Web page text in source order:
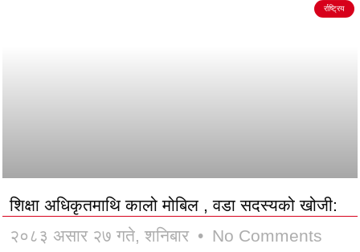
र्राष्ट्रिय
शिक्षा अधिकृतमाथि कालो मोबिल , वडा सदस्यको खोजी:
२०८३ असार २७ गते, शनिबार
No Comments